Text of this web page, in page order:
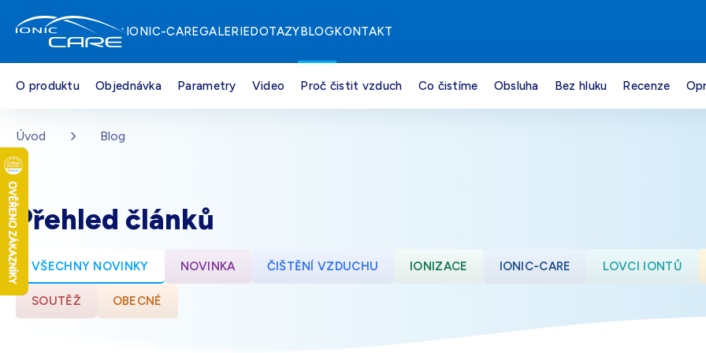
IONIC-CAREGALERIEDOTAZYBLOGKONTAKT
O produktu Objednávka Parametry Video Proč čistit vzduch Co čistíme Obsluha Bez hluku Recenze
Úvod Blog
Přehled článků
VŠECHNY NOVINKY NOVINKA ČIŠTĚNÍ VZDUCHU IONIZACE IONIC-CARE LOVCI IONTŮ
SOUTĚŽ OBECNÉ
Stříbrná